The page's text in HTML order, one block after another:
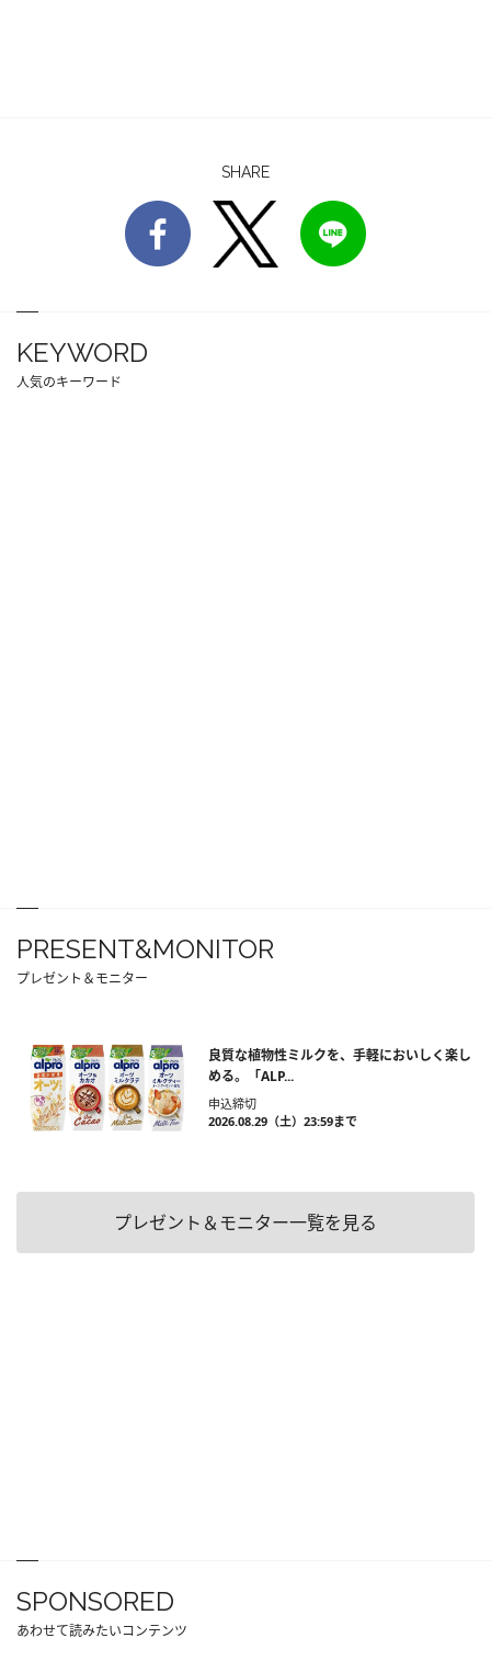
SHARE
KEYWORD
人気のキーワード
PRESENT&MONITOR
プレゼント＆モニター
良質な植物性ミルクを、手軽においしく楽し
める。「ALP...
申込締切
2026.08.29（土）23:59まで
プレゼント＆モニター一覧を見る
SPONSORED
あわせて読みたいコンテンツ